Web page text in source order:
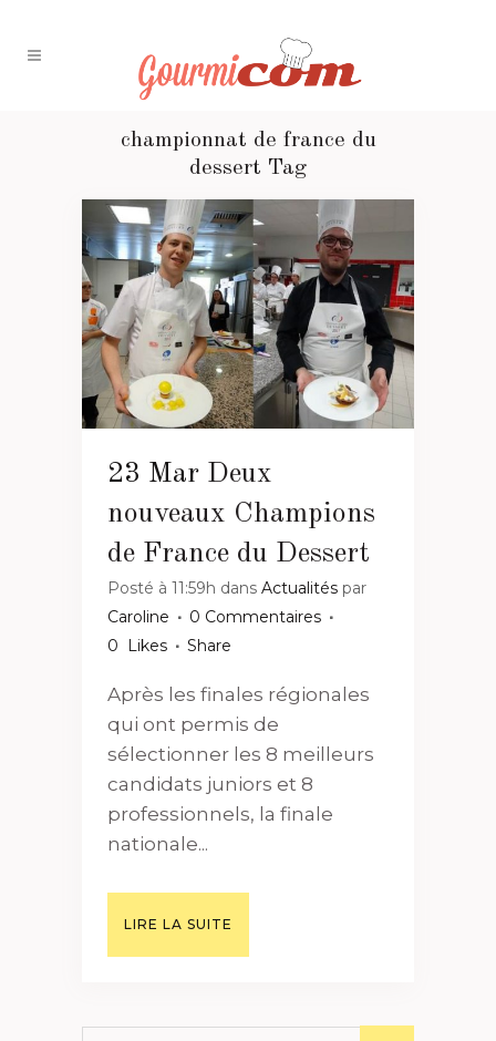
championnat de france du
dessert Tag
23 Mar Deux
nouveaux Champions
de France du Dessert
Posté à 11:59h dans Actualités par
Caroline
0 Commentaires
0
Likes Share
Après les finales régionales
qui ont permis de
sélectionner les 8 meilleurs
candidats juniors et 8
professionnels, la finale
nationale...
LIRE LA SUITE